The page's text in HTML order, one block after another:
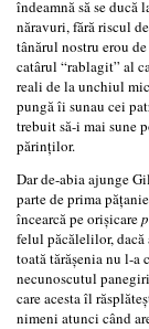
îndeamnă să se ducă
năravuri, fără riscul
tânărul nostru erou
catârul “rablagit” al
reali de la unchiul
pungă îi sunau cei
trebuit să-i mai sune
părinţilor.
Dar de-abia ajunge
parte de prima
încearcă pe orişicare
felul păcălelilor,
toată tărăşenia nu l-a
necunoscutul
care acesta îl
nimeni atunci când